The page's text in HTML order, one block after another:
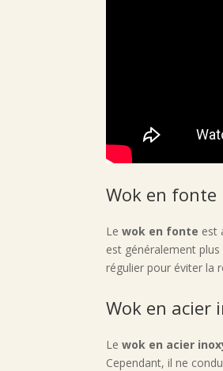
Wok en fonte
Lewok en fonte est
est généralement
régulier pour éviter la
Wok en acier
Lewok en acier
Cependant, il ne